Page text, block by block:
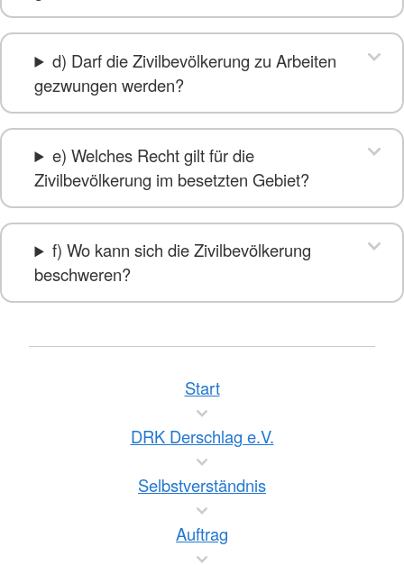
d) Darf die Zivilbevölkerung zu Arbeiten
gezwungen werden?
e) Welches Recht gilt für die
Zivilbevölkerung im besetzten Gebiet?
f) Wo kann sich die Zivilbevölkerung
beschweren?
Start
DRK Derschlag e.V.
Selbstverständnis
Auftrag